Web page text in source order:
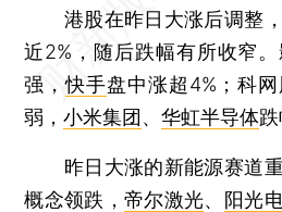
港股在昨日大涨后调整，
近2%，随后跌幅有所收窄
强，快手盘中涨超4%；科
弱，小米集团、华虹半导体跌
昨日大涨的新能源赛道重
概念领跌，帝尔激光、 阳光